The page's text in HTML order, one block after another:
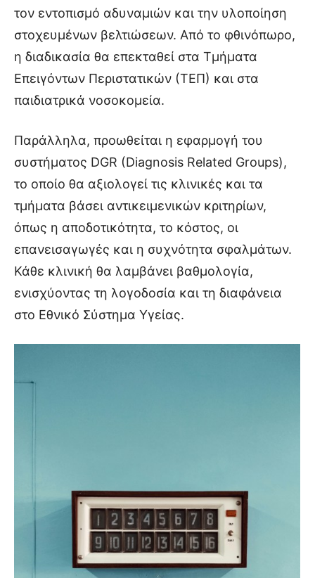
τον εντοπισμό αδυναμιών και την υλοποίηση
στοχευμένων βελτιώσεων. Από το φθινόπωρο,
η διαδικασία θα επεκταθεί στα Τμήματα
Επειγόντων Περιστατικών (ΤΕΠ) και στα
παιδιατρικά νοσοκομεία.
Παράλληλα, προωθείται η εφαρμογή του
συστήματος DGR (Diagnosis Related Groups),
το οποίο θα αξιολογεί τις κλινικές και τα
τμήματα βάσει αντικειμενικών κριτηρίων,
όπως η αποδοτικότητα, το κόστος, οι
επανεισαγωγές και η συχνότητα σφαλμάτων.
Κάθε κλινική θα λαμβάνει βαθμολογία,
ενισχύοντας τη λογοδοσία και τη διαφάνεια
στο Εθνικό Σύστημα Υγείας.